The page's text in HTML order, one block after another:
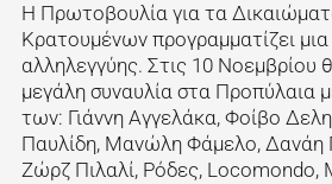
Η Πρωτοβουλία για τα
Κρατουμένων προγραμματίζει
αλληλεγγύης. Στις 10 Νοεμβρίου
μεγάλη συναυλία στα Προπύλαια
των: Γιάννη Αγγελάκα, Φοίβο
Παυλίδη, Μανώλη Φάμελο, Δανάη
Ζώρζ Πιλαλί, Ρόδες, Locomondo,